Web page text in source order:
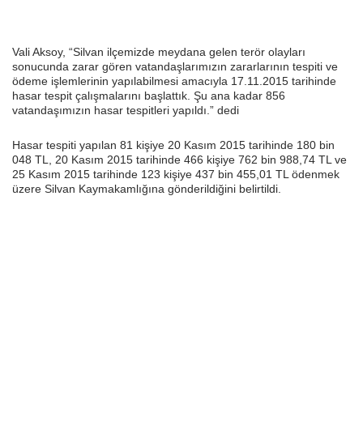
Vali Aksoy, “Silvan ilçemizde meydana gelen terör olayları
sonucunda zarar gören vatandaşlarımızın zararlarının tespiti ve
ödeme işlemlerinin yapılabilmesi amacıyla 17.11.2015 tarihinde
hasar tespit çalışmalarını başlattık. Şu ana kadar 856
vatandaşımızın hasar tespitleri yapıldı.” dedi
Hasar tespiti yapılan 81 kişiye 20 Kasım 2015 tarihinde 180 bin
048 TL, 20 Kasım 2015 tarihinde 466 kişiye 762 bin 988,74 TL ve
25 Kasım 2015 tarihinde 123 kişiye 437 bin 455,01 TL ödenmek
üzere Silvan Kaymakamlığına gönderildiğini belirtildi.